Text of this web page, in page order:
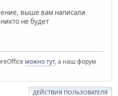
выше вам написали
не будет
можно тут, а наш форум
ДЕЙСТВИЯ ПОЛЬЗОВАТЕЛЯ